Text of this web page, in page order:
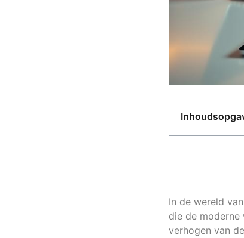
In de wereld
die de
verhogen van